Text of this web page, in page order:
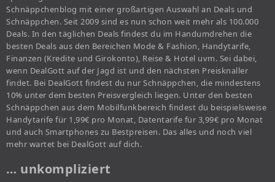
Schnäppchenblog mit einer großartigen Auswahl an Deals und
Schnäppchen. Seit 2009 sind es nun schon weit mehr als 100.000
Deals. In den täglichen Deals findest du im Handumdrehen die
besten Deals aus den Bereichen Mode & Fashion, Handytarife,
Finanzen (Kredite und Girokonto), Reise & Hotel uvm. Sei dabei,
wenn DealGott auf der Jagd ist und den nächsten Preisknaller
findet. Bei DealGott findest du nur Schnäppchen, die mindestens
10% unter dem besten Preisvergleich liegen. Unter den besten
Schnäppchen aus dem Mobilfunkbereich findest du beispielsweise
Handytarife für 1,99€ pro Monat, Datentarife für 3,99€ pro Monat
und auch Smartphones zu Bestpreisen. Das alles und noch viel
mehr wartet bei DealGott auf dich.
… unkompliziert